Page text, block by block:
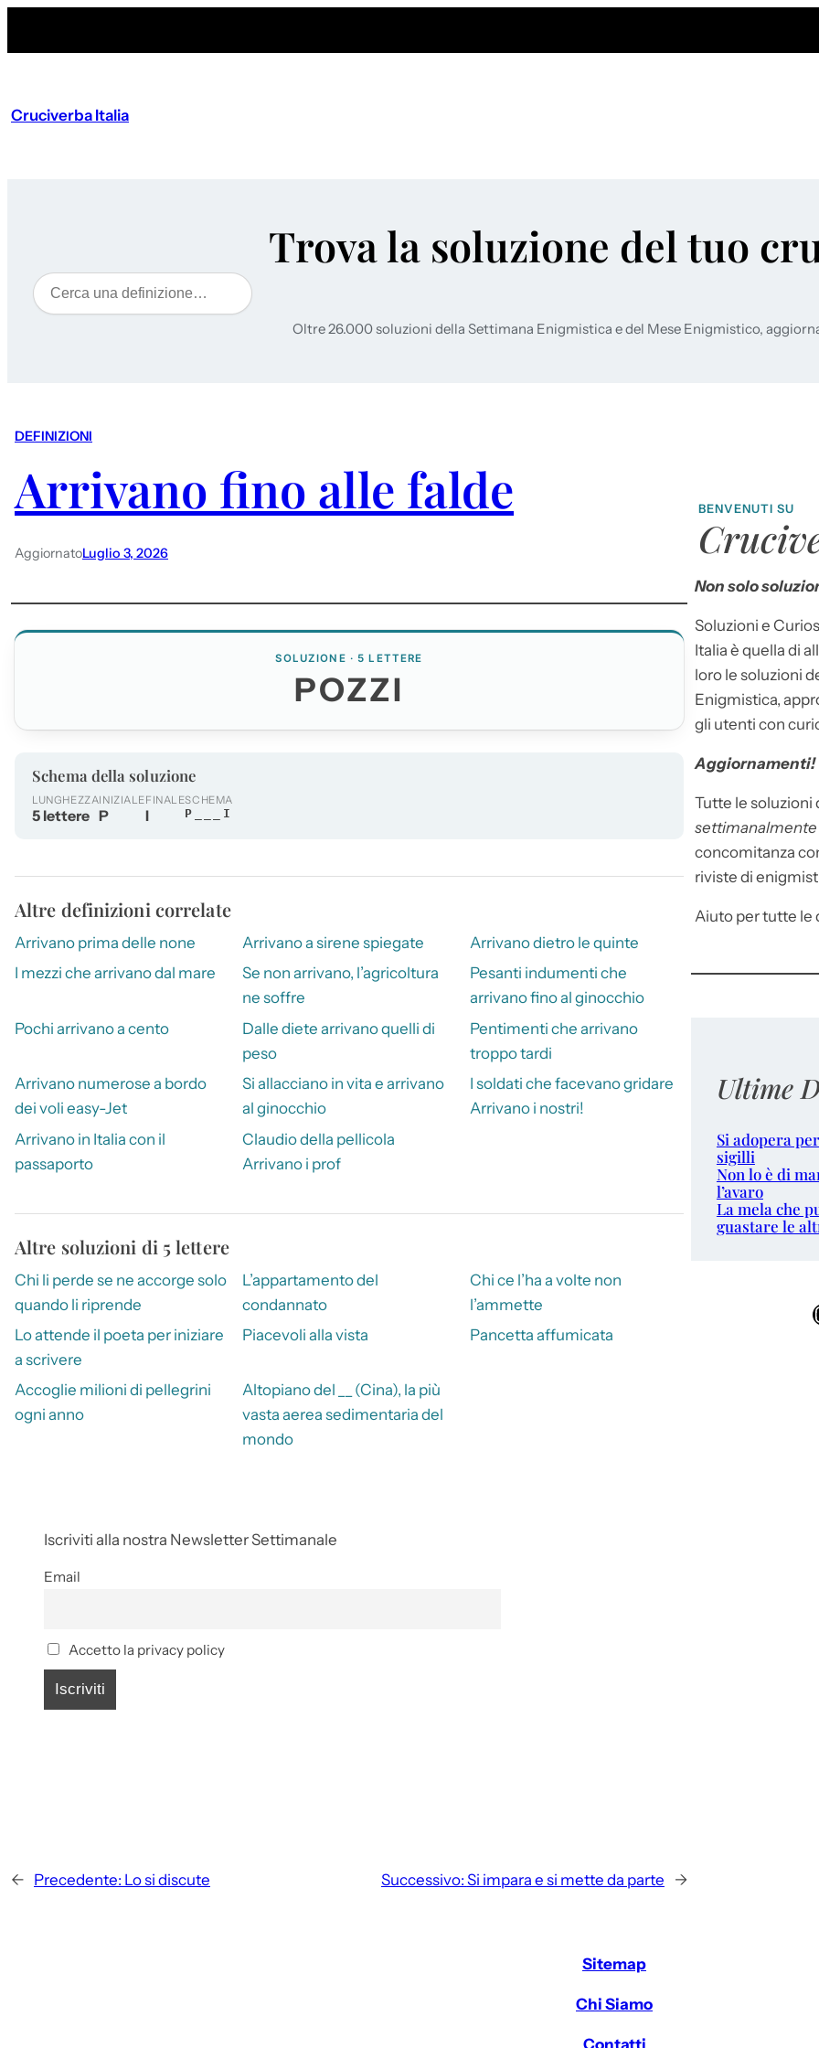
Cruciverba Italia
Trova la soluzione del tuo
Cerca
Oltre 26.000 soluzioni della Settimana Enigmistica e del Mese Enigmistico,
DEFINIZIONI
Arrivano fino alle falde
AggiornatoLuglio 3, 2026
SOLUZIONE · 5 LETTERE
POZZI
Schema della soluzione
LUNGHEZZA
5 lettere
INIZIALE
P
FINALE
I
SCHEMA
P___I
Altre definizioni correlate
Arrivano prima delle none Arrivano a sirene spiegate
Arrivano dietro le quinte
I mezzi che arrivano dal mare
Se non arrivano, l’agricoltura
ne soffre
Pesanti indumenti che
arrivano fino al ginocchio
Pochi arrivano a cento
Dalle diete arrivano quelli di
peso
Pentimenti che arrivano
troppo tardi
Arrivano numerose a bordo
dei voli easy-Jet
Si allacciano in vita e arrivano
al ginocchio
I soldati che facevano gridare
Arrivano i nostri!
Arrivano in Italia con il
passaporto
Claudio della pellicola
Arrivano i prof
Altre soluzioni di 5 lettere
Chi li perde se ne accorge solo
quando li riprende
L’appartamento del
condannato
Chi ce l’ha a volte non
l’ammette
Lo attende il poeta per iniziare
a scrivere
Piacevoli alla vista Pancetta affumicata
Accoglie milioni di pellegrini
ogni anno
Altopiano del __ (Cina), la più
vasta aerea sedimentaria del
mondo
Iscriviti alla nostra Newsletter Settimanale
Email
Accetto la privacy policy
← Precedente: Lo si discute Successivo: Si impara e si mette da parte →
BENVENUTI SU
Non solo
Soluzioni e
Italia è quella di
loro le soluzioni
Enigmistica,
gli utenti con
Aggiornamenti!
Tutte le soluzioni
settimanalmente
concomitanza
riviste di
Aiuto per tutte le
Ultime
Si adopera
sigilli
Non lo è di
l’avaro
La mela che
guastare le
Sitemap
Chi Siamo
Contatti